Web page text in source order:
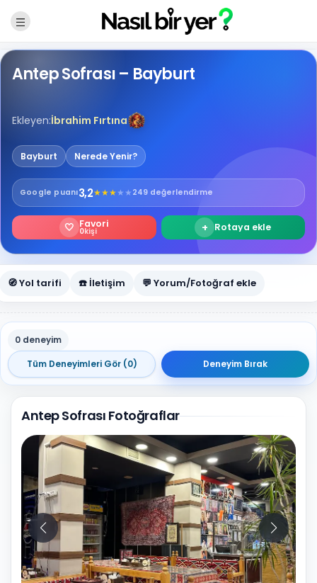
Antep Sofrası – Bayburt
Ekleyen:İbrahim Fırtına
Bayburt Nerede Yenir?
Google puanı3,2★★★★★ 249 değerlendirme
🤍 Favori
0kişi + Rotaya ekle
🧭 Yol tarifi ☎️ İletişim 💬 Yorum/Fotoğraf ekle
0 deneyim
Tüm Deneyimleri Gör (0)
Deneyim Bırak
Antep Sofrası Fotoğraflar
Fotoğraf